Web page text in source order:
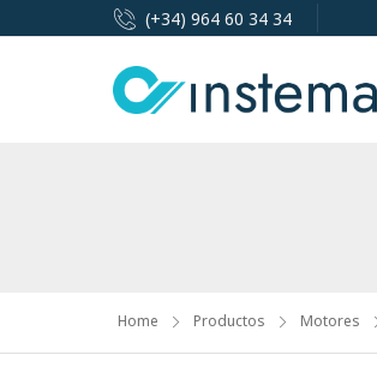
(+34) 964 60 34 34
Home Productos Motores